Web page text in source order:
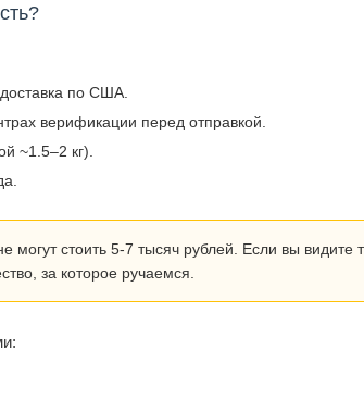
по США.
верификации перед отправкой.
~1.5–2 кг).
стоить 5-7 тысяч рублей. Если вы видите
за которое ручаемся.